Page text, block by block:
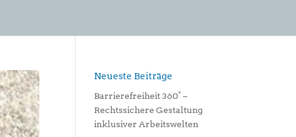
Neueste Beiträge
Barrierefreiheit 360° –
Rechtssichere Gestaltung
inklusiver Arbeitswelten